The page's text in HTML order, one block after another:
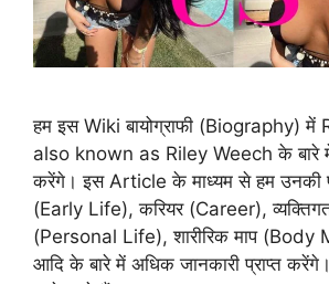
हम इस Wiki बायोग्राफी (Biography) में
also known as Riley Weech के बारे में
करेंगे। इस Article के माध्यम से हम उनकी
(Early Life), करियर (Career),
(Personal Life), शारीरिक माप
आदि के बारे में अधिक जानकारी प्राप्त